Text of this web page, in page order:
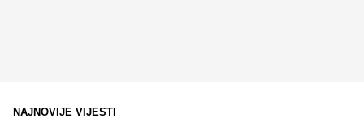
NAJNOVIJE VIJESTI